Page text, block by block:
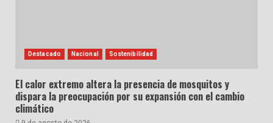
Destacado Nacional Sostenibilidad
El calor extremo altera la presencia de mosquitos y
dispara la preocupación por su expansión con el cambio
climático